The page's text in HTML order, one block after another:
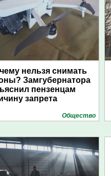
нельзя снимать
Замгубернатора
пензенцам
запрета
Общество